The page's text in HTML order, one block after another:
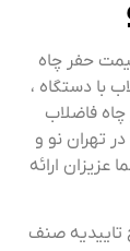
حفر چاه
با دستگاه ،
چاه فاضلاب
را در تهران نو و
عزیزان ارائه
تاییدیه صنف